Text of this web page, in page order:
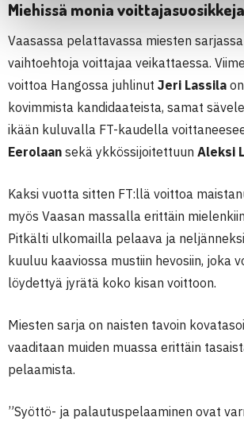
Miehissä monia voittajasuosikkeja
Vaasassa pelattavassa miesten
vaihtoehtoja voittajaa veikattaessa.
voittoa Hangossa juhlinut Jeri Lassila
kovimmista kandidaateista, samat
ikään kuluvalla FT-kaudella
Eerolaan sekä ykkössijoitettuun Aleksi
Kaksi vuotta sitten FT:llä voittoa
myös Vaasan massalla erittäin
Pitkälti ulkomailla pelaava ja
kuuluu kaaviossa mustiin hevosiin, joka
löydettyä jyrätä koko kisan voittoon.
Miesten sarja on naisten tavoin
vaaditaan muiden muassa erittäin
pelaamista.
”Syöttö- ja palautuspelaaminen ovat